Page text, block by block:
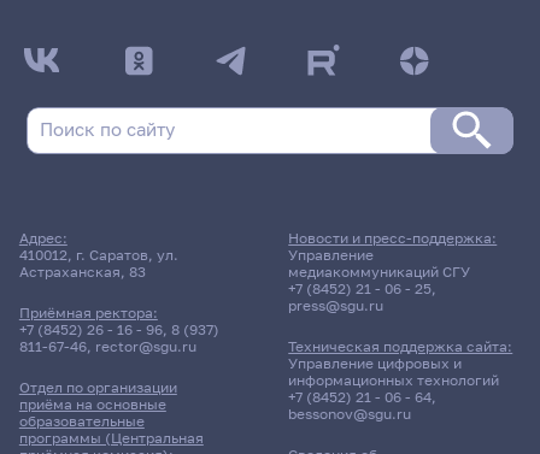
Адрес:
410012, г. Саратов, ул.
Астраханская, 83
Приёмная ректора:
+7 (8452) 26 - 16 - 96, 8 (937)
811-67-46, rector@sgu.ru
Отдел по организации
приёма на основные
образовательные
программы (Центральная
Новости и пресс-поддержка:
Управление
медиакоммуникаций СГУ
+7 (8452) 21 - 06 - 25,
press@sgu.ru
Техническая поддержка сайта:
Управление цифровых и
информационных технологий
+7 (8452) 21 - 06 - 64,
bessonov@sgu.ru